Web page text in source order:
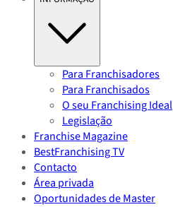
Para Franchisadores
Para Franchisados
O seu Franchising Ideal
Legislação
Franchise Magazine
BestFranchising TV
Contacto
Área privada
Oportunidades de Master